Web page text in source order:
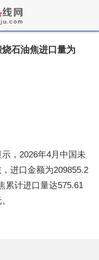
石油焦进口量为
，2026年4月中国未
进口金额为209855.2
累计进口量达575.61